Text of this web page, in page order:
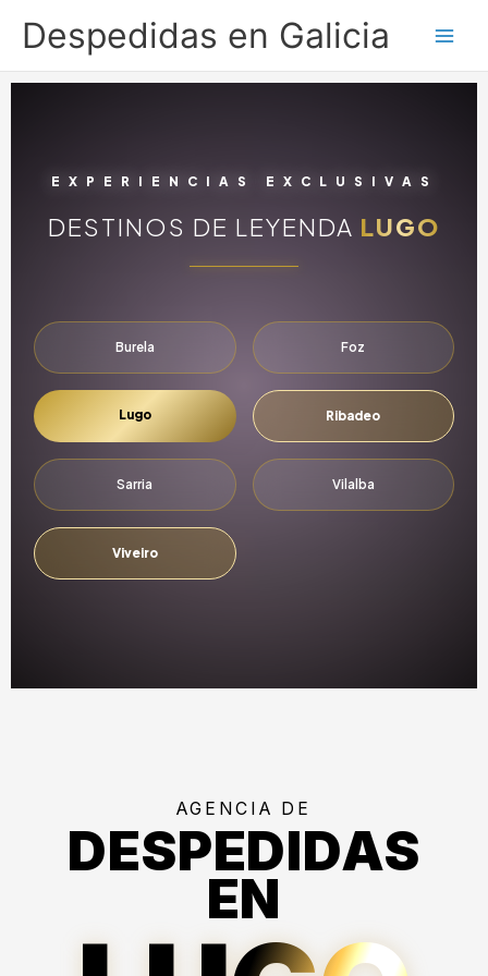
Despedidas en Galicia
EXPERIENCIAS EXCLUSIVAS
DESTINOS DE LEYENDA LUGO
Burela Foz
Lugo Ribadeo
Sarria Vilalba
Viveiro
AGENCIA DE
DESPEDIDAS
EN